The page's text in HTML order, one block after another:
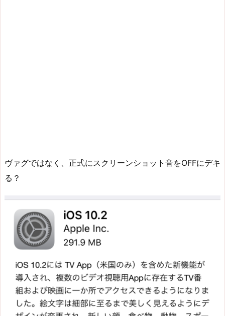
ヴァグではなく、正式にスクリーンショット音をOFFにデキ
る？